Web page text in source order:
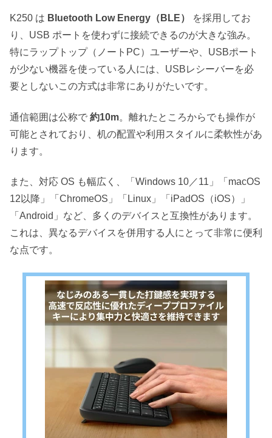
K250 は Bluetooth Low Energy（BLE）
を採用してお
り、USB ポートを使わずに接続できるのが大きな強み。
特にラップトップ（ノートPC）ユーザーや、USBポート
が少ない機器を使っている人には、USBレシーバーを必
要としないこの方式は非常にありがたいです。
通信範囲は公称で 約10m。離れたところからでも操作が
可能とされており、机の配置や利用スタイルに柔軟性があ
ります。
また、対応 OS も幅広く、「Windows 10／11」「macOS
12以降」「ChromeOS」「Linux」「iPadOS（iOS）」
「Android」など、多くのデバイスと互換性があります。
これは、異なるデバイスを併用する人にとって非常に便利
な点です。